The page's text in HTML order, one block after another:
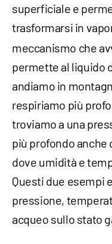
superficiale e
trasformarsi in
meccanismo che
permette al liquido
andiamo in
respiriamo più
troviamo a una
più profondo anche
dove umidità e
Questi due esempi
pressione,
acqueo sullo stato